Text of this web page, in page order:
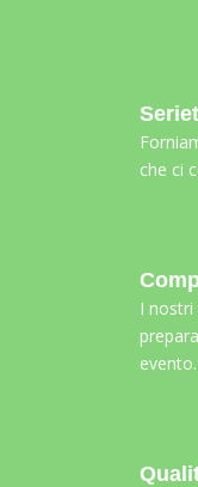
che ci
I
evento.